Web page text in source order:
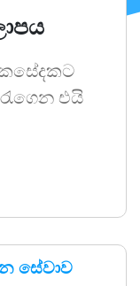
සේවාව
එයි